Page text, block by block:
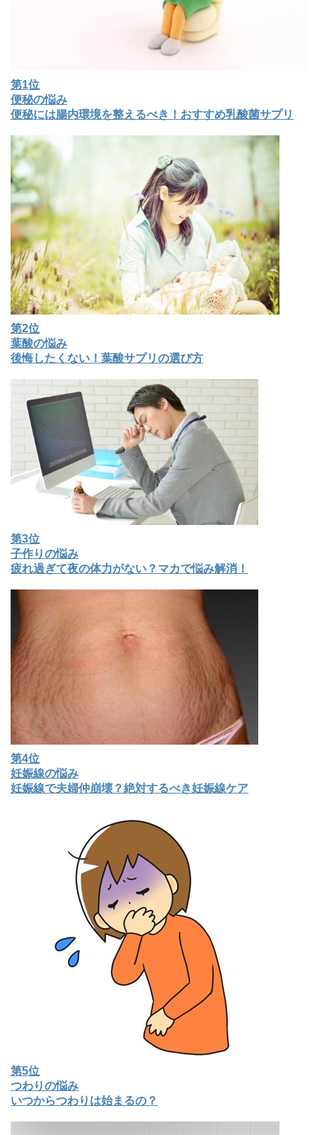
第1位
便秘の悩み
便秘には腸内環境を整えるべき！おすすめ乳酸菌サプリ
第2位
葉酸の悩み
後悔したくない！葉酸サプリの選び方
第3位
子作りの悩み
疲れ過ぎて夜の体力がない？マカで悩み解消！
第4位
妊娠線の悩み
妊娠線で夫婦仲崩壊？絶対するべき妊娠線ケア
第5位
つわりの悩み
いつからつわりは始まるの？